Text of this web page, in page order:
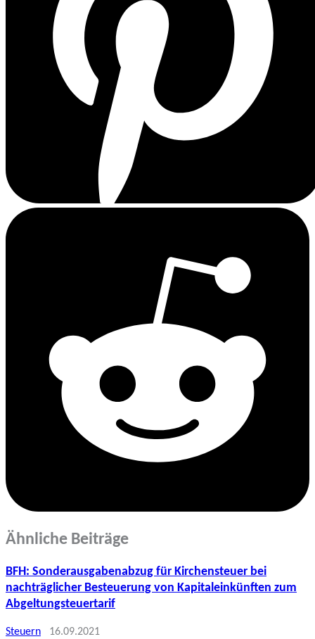
Ähnliche Beiträge
BFH: Sonderausgabenabzug für Kirchensteuer bei
nachträglicher Besteuerung von Kapitaleinkünften zum
Abgeltungsteuertarif
Steuern 16.09.2021